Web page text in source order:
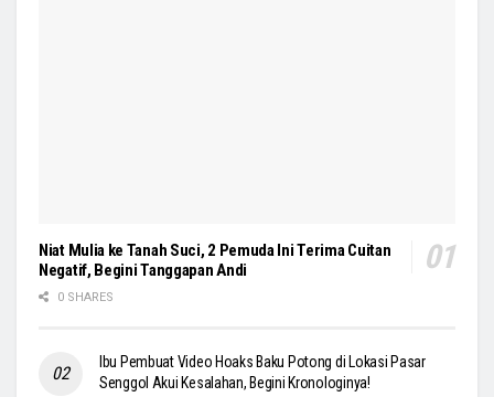
Niat Mulia ke Tanah Suci, 2 Pemuda Ini Terima Cuitan
Negatif, Begini Tanggapan Andi
0 SHARES
Ibu Pembuat Video Hoaks Baku Potong di Lokasi Pasar
Senggol Akui Kesalahan, Begini Kronologinya!